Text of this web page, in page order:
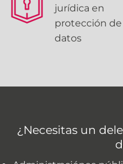
jurídica en
protección de
datos
¿Necesitas un